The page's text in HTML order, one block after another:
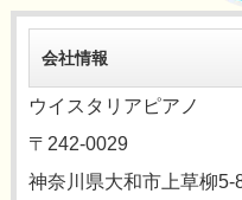
会社情報
ウイスタリアピアノ
〒242-0029
神奈川県大和市上草柳5-